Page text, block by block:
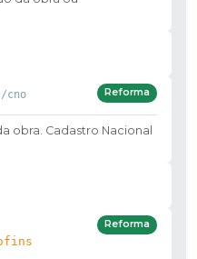
/cno Reforma
obra. Cadastro Nacional
Reforma